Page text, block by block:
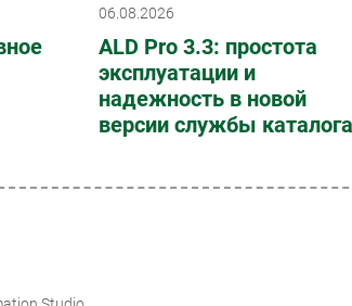
06.08.2026
ALD Pro 3.3: простота
эксплуатации и
надежность в новой
версии службы каталога